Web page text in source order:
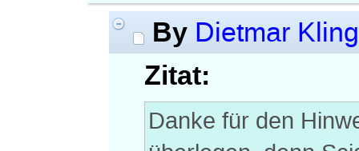
By Dietmar
Zitat:
Danke für den